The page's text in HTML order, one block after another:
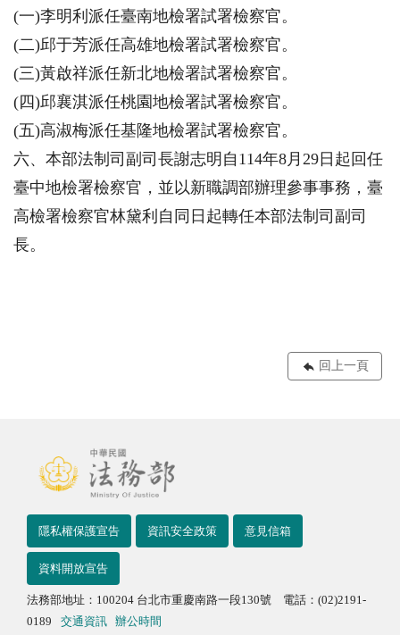
(一)李明利派任臺南地檢署試署檢察官。
(二)邱于芳派任高雄地檢署試署檢察官。
(三)黃啟祥派任新北地檢署試署檢察官。
(四)邱襄淇派任桃園地檢署試署檢察官。
(五)高淑梅派任基隆地檢署試署檢察官。
六、本部法制司副司長謝志明自114年8月29日起回任
臺中地檢署檢察官，並以新職調部辦理參事事務，臺
高檢署檢察官林黛利自同日起轉任本部法制司副司
長。
回上一頁
隱私權保護宣告 資訊安全政策 意見信箱
資料開放宣告
法務部地址：100204 台北市重慶南路一段130號 電話：(02)2191-
0189
交通資訊 辦公時間